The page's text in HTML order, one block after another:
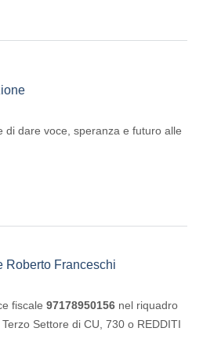
di dare voce, speranza e futuro alle
Roberto Franceschi
fiscale 97178950156 nel riquadro
Settore di CU, 730 o REDDITI